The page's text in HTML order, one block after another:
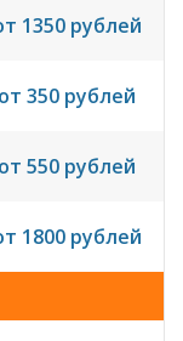
1350 рублей
от 350 рублей
от 550 рублей
1800 рублей